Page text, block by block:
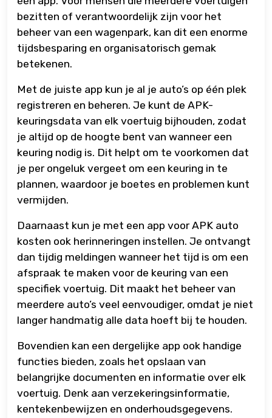
bezitten of verantwoordelijk zijn voor het
beheer van een wagenpark, kan dit een enorme
tijdsbesparing en organisatorisch gemak
betekenen.
Met de juiste app kun je al je auto’s op één plek
registreren en beheren. Je kunt de APK-
keuringsdata van elk voertuig bijhouden, zodat
je altijd op de hoogte bent van wanneer een
keuring nodig is. Dit helpt om te voorkomen dat
je per ongeluk vergeet om een keuring in te
plannen, waardoor je boetes en problemen kunt
vermijden.
Daarnaast kun je met een app voor APK auto
kosten ook herinneringen instellen. Je ontvangt
dan tijdig meldingen wanneer het tijd is om een
afspraak te maken voor de keuring van een
specifiek voertuig. Dit maakt het beheer van
meerdere auto’s veel eenvoudiger, omdat je niet
langer handmatig alle data hoeft bij te houden.
Bovendien kan een dergelijke app ook handige
functies bieden, zoals het opslaan van
belangrijke documenten en informatie over elk
voertuig. Denk aan verzekeringsinformatie,
kentekenbewijzen en onderhoudsgegevens.